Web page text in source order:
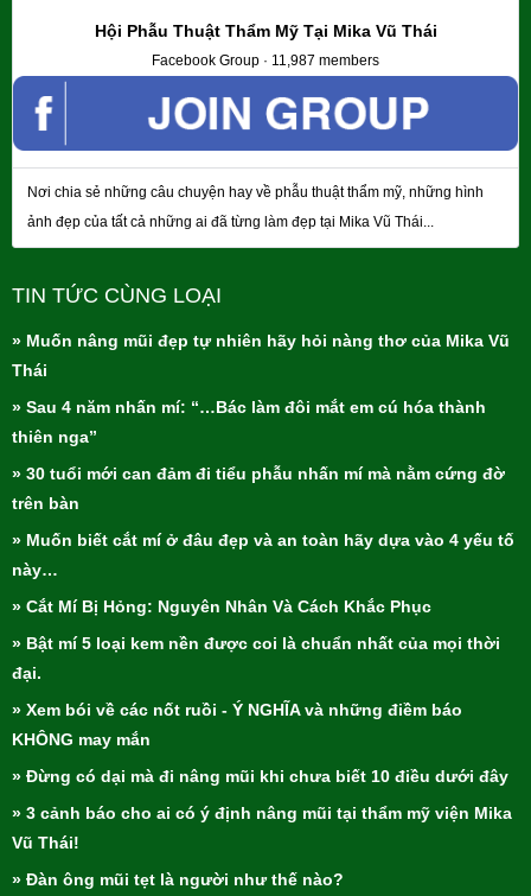
Hội Phẫu Thuật Thẩm Mỹ Tại Mika Vũ Thái
Facebook Group · 11,987 members
Nơi chia sẻ những câu chuyện hay về phẫu thuật thẩm mỹ, những hình
ảnh đẹp của tất cả những ai đã từng làm đẹp tại Mika Vũ Thái...
TIN TỨC CÙNG LOẠI
» Muốn nâng mũi đẹp tự nhiên hãy hỏi nàng thơ của Mika Vũ
Thái
» Sau 4 năm nhấn mí: “…Bác làm đôi mắt em cú hóa thành
thiên nga”
» 30 tuổi mới can đảm đi tiểu phẫu nhấn mí mà nằm cứng đờ
trên bàn
» Muốn biết cắt mí ở đâu đẹp và an toàn hãy dựa vào 4 yếu tố
này…
» Cắt Mí Bị Hỏng: Nguyên Nhân Và Cách Khắc Phục
» Bật mí 5 loại kem nền được coi là chuẩn nhất của mọi thời
đại.
» Xem bói về các nốt ruồi - Ý NGHĨA và những điềm báo
KHÔNG may mắn
» Đừng có dại mà đi nâng mũi khi chưa biết 10 điều dưới đây
» 3 cảnh báo cho ai có ý định nâng mũi tại thẩm mỹ viện Mika
Vũ Thái!
» Đàn ông mũi tẹt là người như thế nào?